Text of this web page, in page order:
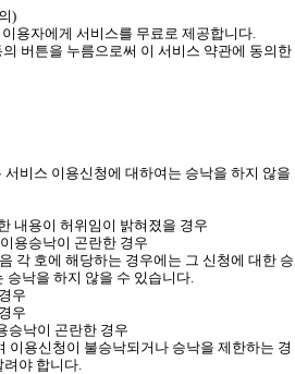
)
용자에게 서비스를 무료로 제공합니다.
버튼을 누름으로써 이 서비스 약관에 동의한
비스 이용신청에 대하여는 승낙을 하지 않을
내용이 허위임이 밝혀졌을 경우
용승낙이 곤란한 경우
각 호에 해당하는 경우에는 그 신청에 대한 승
승낙을 하지 않을 수 있습니다.
우
우
승낙이 곤란한 경우
용신청이 불승낙되거나 승낙을 제한하는 경
려야 합니다.